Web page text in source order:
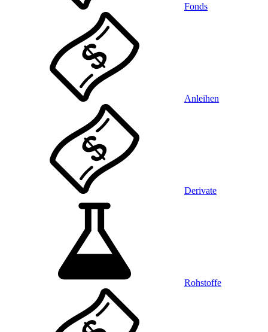
Fonds
Anleihen
Derivate
Rohstoffe